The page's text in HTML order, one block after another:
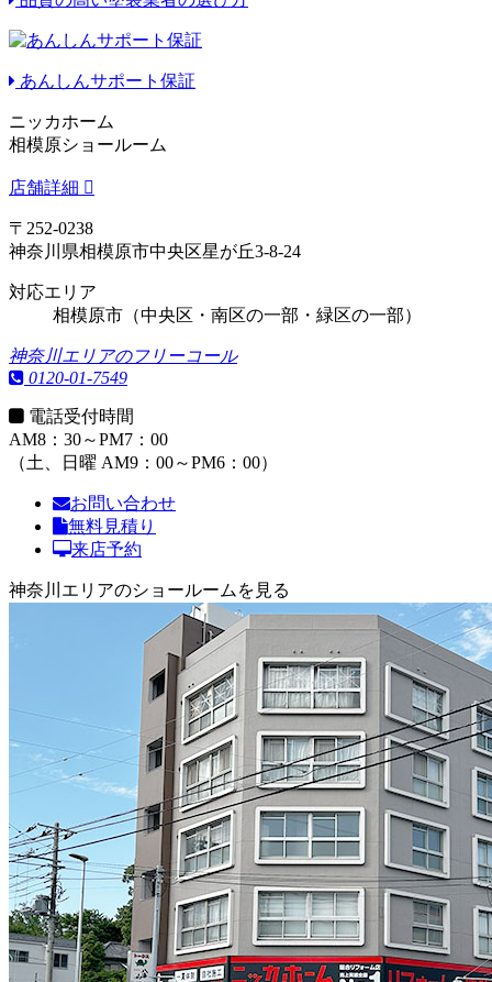
あんしんサポート保証
ニッカホーム
相模原ショールーム
店舗詳細
〒252-0238
神奈川県相模原市中央区星が丘3-8-24
対応エリア
相模原市（中央区・南区の一部・緑区の一部）
神奈川エリアのフリーコール
0120-01-7549
電話受付時間
AM8：30～PM7：00
（土、日曜 AM9：00～PM6：00）
お問い合わせ
無料見積り
来店予約
神奈川エリアのショールームを見る